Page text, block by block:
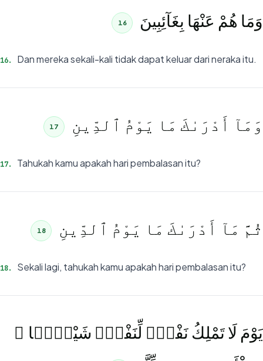
وَمَا هُمْ عَنْهَا بِغَآئِبِينَ 16
16. Dan mereka sekali-kali tidak dapat keluar dari neraka itu.
وَمَآ أَدْرَىٰكَ مَا يَوْمُ ٱلدِّينِ 17
17. Tahukah kamu apakah hari pembalasan itu?
ثُمَّ مَآ أَدْرَىٰكَ مَا يَوْمُ ٱلدِّينِ 18
18. Sekali lagi, tahukah kamu apakah hari pembalasan itu?
يَوْمَ لَا تَمْلِكُ نَفْسٌۭ لِّنَفْسٍۢ شَيْـًۭٔا ۖ